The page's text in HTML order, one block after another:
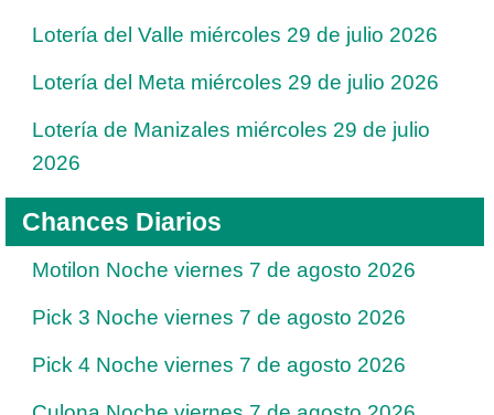
Lotería del Valle miércoles 29 de julio 2026
Lotería del Meta miércoles 29 de julio 2026
Lotería de Manizales miércoles 29 de julio
2026
Chances Diarios
Motilon Noche viernes 7 de agosto 2026
Pick 3 Noche viernes 7 de agosto 2026
Pick 4 Noche viernes 7 de agosto 2026